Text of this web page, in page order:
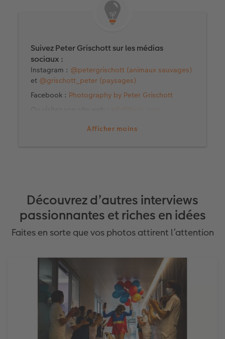
Afficher moins
Suivez Peter Grischott sur les médias
sociaux :
Instagram : @petergrischott (animaux sauvages)
et @grischott_peter (paysages)
Facebook : Photography by Peter Grischott
Ou visitez son site web :
wildlifepic.com
Découvrez d’autres interviews
passionnantes et riches en idées
Faites en sorte que vos photos attirent l’attention